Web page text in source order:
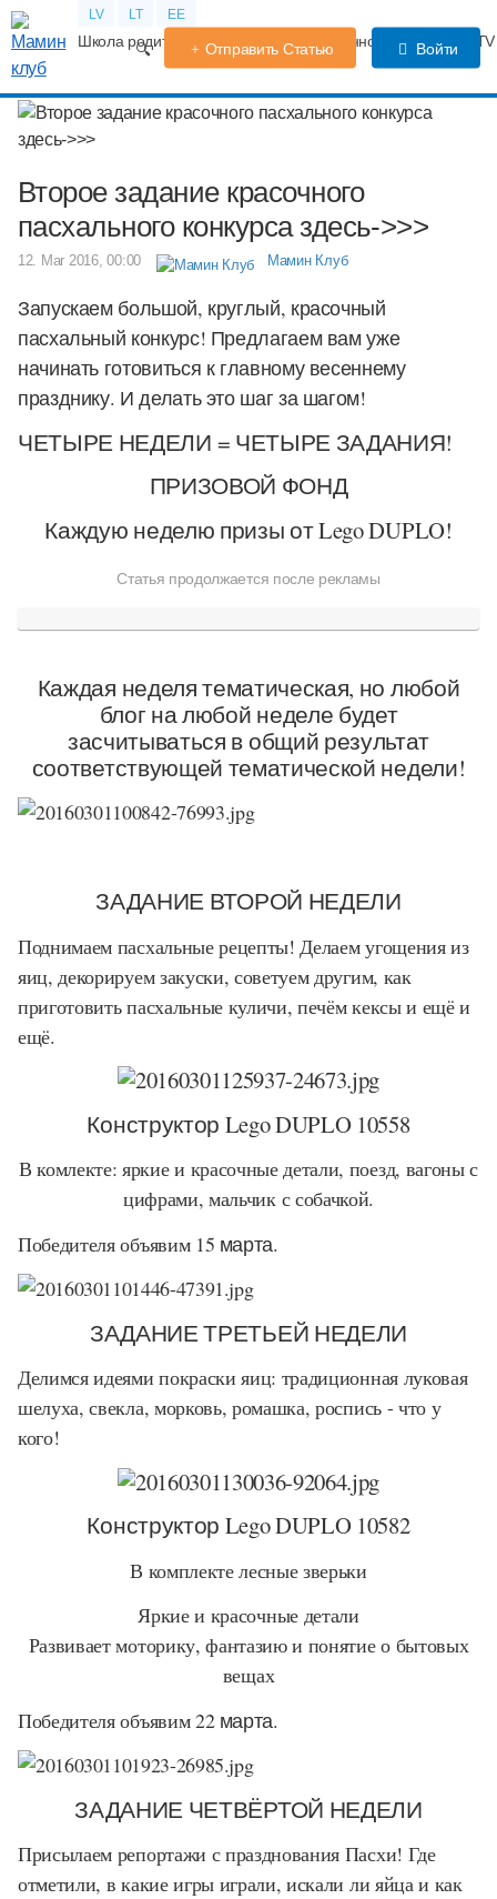
LV LT EE
Школа родителей Календарь беременности Форум
Отправить Статью Войти
Второе задание красочного
пасхального конкурса здесь->>>
12. Mar 2016, 00:00 Мамин Клуб
Запускаем большой, круглый, красочный
пасхальный конкурс! Предлагаем вам уже
начинать готовиться к главному весеннему
празднику. И делать это шаг за шагом!
ЧЕТЫРЕ НЕДЕЛИ = ЧЕТЫРЕ ЗАДАНИЯ!
ПРИЗОВОЙ ФОНД
Каждую неделю призы от Lego DUPLO!
Статья продолжается после рекламы
Каждая неделя тематическая, но любой
блог на любой неделе будет
засчитываться в общий результат
соответствующей тематической недели!
ЗАДАНИЕ ВТОРОЙ НЕДЕЛИ
Поднимаем пасхальные рецепты! Делаем угощения из
яиц, декорируем закуски, советуем другим, как
приготовить пасхальные куличи, печём кексы и ещё и
ещё.
Конструктор Lego DUPLO 10558
В комлекте: яркие и красочные детали, поезд, вагоны с
цифрами, мальчик с собачкой.
Победителя объявим 15 марта.
ЗАДАНИЕ ТРЕТЬЕЙ НЕДЕЛИ
Делимся идеями покраски яиц: традиционная луковая
шелуха, свекла, морковь, ромашка, роспись - что у
кого!
Конструктор Lego DUPLO 10582
В комплекте лесные зверьки
Яркие и красочные детали
Развивает моторику, фантазию и понятие о бытовых
вещах
Победителя объявим22 марта.
ЗАДАНИЕ ЧЕТВЁРТОЙ НЕДЕЛИ
Присылаем репортажи с празднования Пасхи! Где
отметили, в какие игры играли, искали ли яйца и как